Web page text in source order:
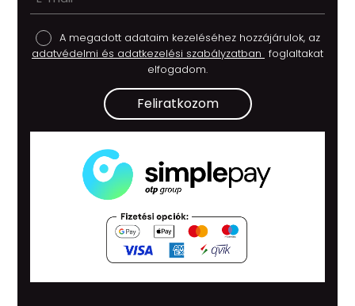
A megadott adataim kezeléséhez hozzájárulok, az
adatvédelmi és adatkezelési szabályzatban foglaltakat
elfogadom.
Feliratkozom